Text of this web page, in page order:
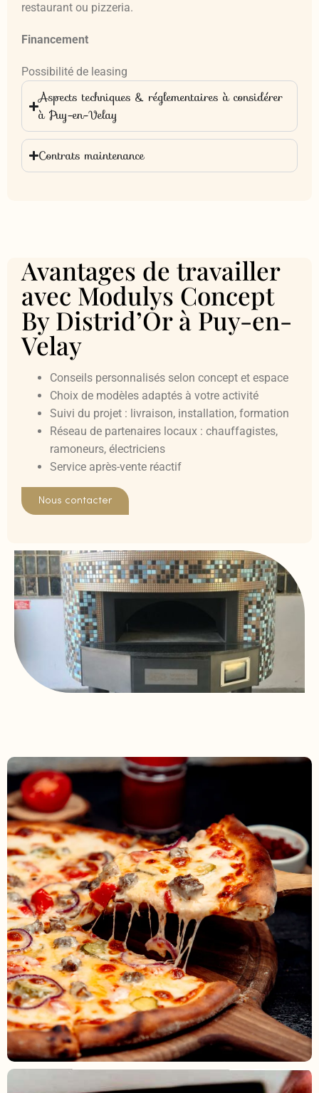
Fermer
Fermer
restaurant ou pizzeria.
Financement
Possibilité de leasing
Aspects techniques & réglementaires à considérer
à Puy-en-Velay
Contrats maintenance
Avantages de travailler
avec Modulys Concept
By Distrid’Or à Puy-en-
Velay
Conseils personnalisés selon concept et espace
Choix de modèles adaptés à votre activité
Suivi du projet : livraison, installation, formation
Réseau de partenaires locaux : chauffagistes,
ramoneurs, électriciens
Service après-vente réactif
Nous contacter